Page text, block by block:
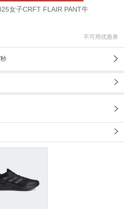
女子CRFT FLAIR PANT牛
不可用优惠券